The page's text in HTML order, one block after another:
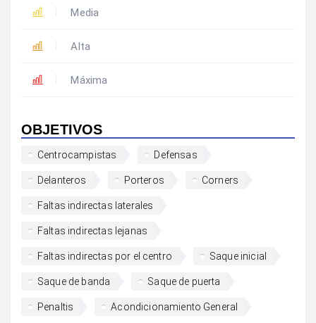
Media
Alta
Máxima
OBJETIVOS
Centrocampistas Defensas
Delanteros Porteros Corners
Faltas indirectas laterales
Faltas indirectas lejanas
Faltas indirectas por el centro Saque inicial
Saque de banda Saque de puerta
Penaltis Acondicionamiento General